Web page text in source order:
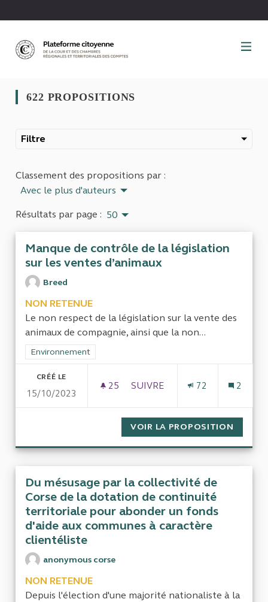
622 PROPOSITIONS
Filtre
Classement des propositions par :
Avec le plus d'auteurs
Résultats par page : 50
Manque de contrôle de la législation
sur les ventes d’animaux
Breed
NON RETENUE
Le non respect de la législation sur la vente des
animaux de compagnie, ainsi que la non...
Filtrer les résultats de la catégorie : Environnement
Environnement
CRÉÉ LE
15/10/2023
25 25 ABONNÉS
SUIVRE
72 2
VOIR LA PROPOSITION
Du mésusage par la collectivité de
Corse de la dotation de continuité
territoriale pour abonder un fonds
d'aide aux communes à caractère
clientéliste
anonymous corse
NON RETENUE
Depuis l'élection d'une majorité nationaliste à la